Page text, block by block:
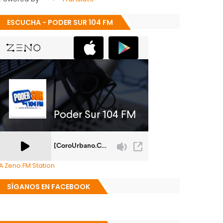
ESCUCHA - PODER SUR 104 FM
Zeno.FM Station
SÍGANOS EN FACEBOOK